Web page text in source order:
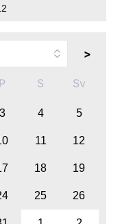
>
P S Sv
3 4 5
11 12
18 19
25 26